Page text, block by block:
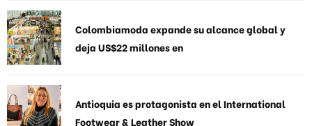
Colombiamoda expande su alcance global y
deja US$22 millones en
Antioquia es protagonista en el International
Footwear & Leather Show